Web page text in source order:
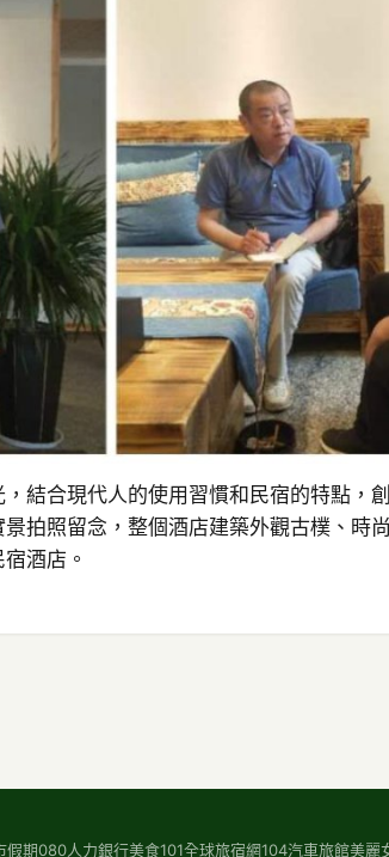
結合現代人的使用習慣和民宿的特點，
拍照留念，整個酒店建築外觀古樸、時
酒店。
假期080人力銀行美食101全球旅宿網104汽車旅館美麗